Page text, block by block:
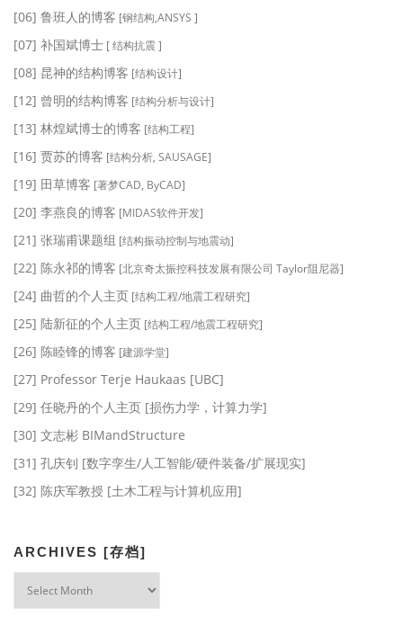
[06] 鲁班人的博客 [钢结构,ANSYS ]
[07] 补国斌博士 [ 结构抗震 ]
[08] 昆神的结构博客 [结构设计]
[12] 曾明的结构博客 [结构分析与设计]
[13] 林煌斌博士的博客 [结构工程]
[16] 贾苏的博客 [结构分析, SAUSAGE]
[19] 田草博客 [著梦CAD, ByCAD]
[20] 李燕良的博客 [MIDAS软件开发]
[21] 张瑞甫课题组 [结构振动控制与地震动]
[22] 陈永祁的博客 [北京奇太振控科技发展有限公司 Taylor阻尼器]
[24] 曲哲的个人主页 [结构工程/地震工程研究]
[25] 陆新征的个人主页 [结构工程/地震工程研究]
[26] 陈睦锋的博客 [建源学堂]
[27] Professor Terje Haukaas [UBC]
[29] 任晓丹的个人主页 [损伤力学，计算力学]
[30] 文志彬 BIMandStructure
[31] 孔庆钊 [数字孪生/人工智能/硬件装备/扩展现实]
[32] 陈庆军教授 [土木工程与计算机应用]
ARCHIVES [存档]